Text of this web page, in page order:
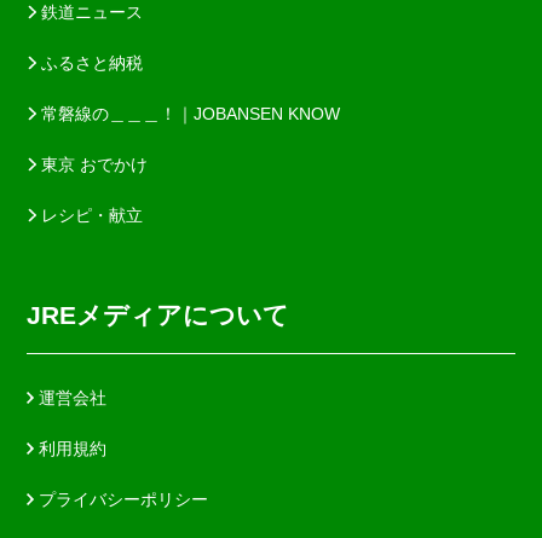
鉄道ニュース
ふるさと納税
常磐線の＿＿＿！｜JOBANSEN KNOW
東京 おでかけ
レシピ・献立
JREメディアについて
運営会社
利用規約
プライバシーポリシー